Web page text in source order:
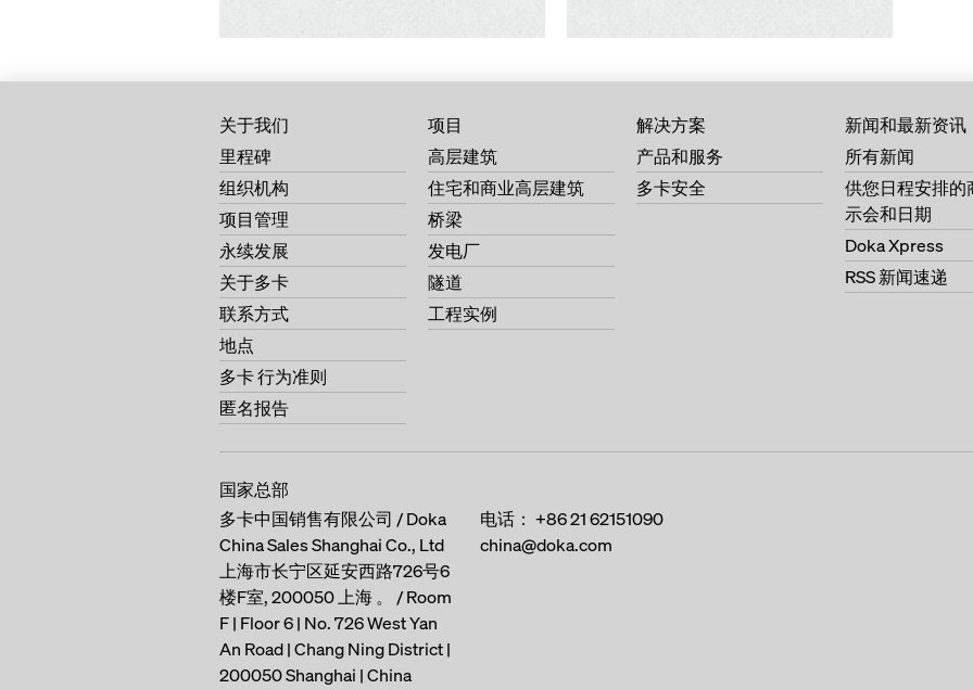
关于我们
里程碑
组织机构
项目管理
永续发展
关于多卡
联系方式
地点
多卡 行为准则
匿名报告
项目
高层建筑
住宅和商业高层建筑
桥梁
发电厂
隧道
工程实例
解决方案
产品和服务
多卡安全
新闻和最新资讯
所有新闻
供您日程安排的
示会和日期
Doka Xpress
RSS 新闻速递
国家总部
多卡中国销售有限公司 / Doka
China Sales Shanghai Co., Ltd
上海市长宁区延安西路726号6
楼F室, 200050 上海 。 / Room
F | Floor 6 | No. 726 West Yan
An Road | Chang Ning District |
200050 Shanghai | China
电话： +86 21 62151090
china@doka.com